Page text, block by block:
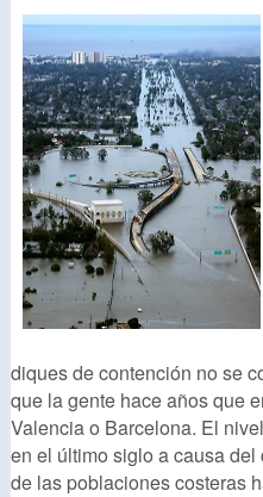
diques de contención no se
que la gente hace años que
Valencia o Barcelona. El
en el último siglo a causa
de las poblaciones costeras